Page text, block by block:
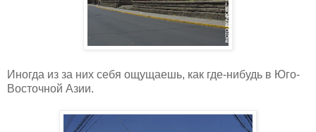
Иногда из за них себя ощущаешь, как где-нибудь в Юго-
Восточной Азии.